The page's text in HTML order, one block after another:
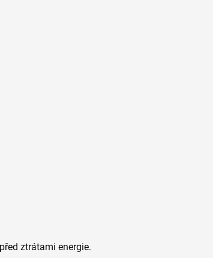
ztrátami energie.